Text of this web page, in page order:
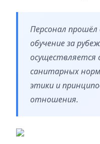
Персонал прошёл
обучение за
осуществляется
санитарных
этики и
отношения.